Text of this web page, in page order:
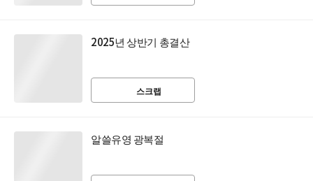
2025년 상반기 총결산
스크랩
알쓸유영 광복절